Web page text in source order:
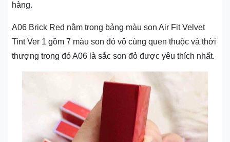
hàng.
A06 Brick Red nằm trong bảng màu son Air Fit Velvet
Tint Ver 1 gồm 7 màu son đỏ vô cùng quen thuộc và thời
thượng trong đó A06 là sắc son đỏ được yêu thích nhất.